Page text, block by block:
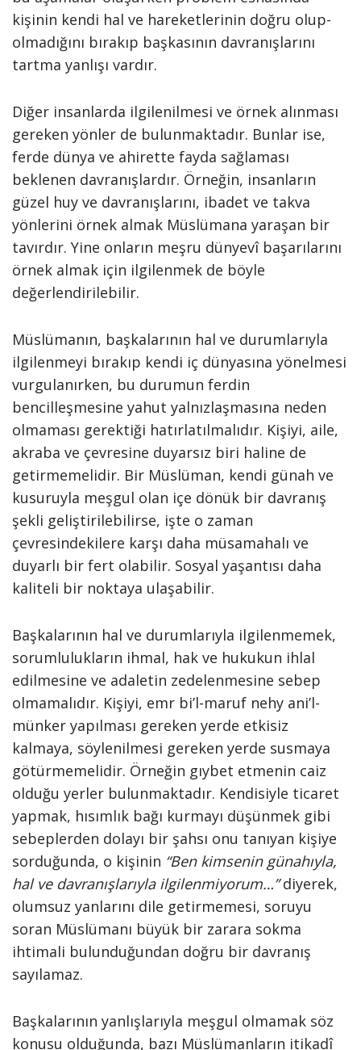
kişinin kendi hal ve hareketlerinin doğru olup-
olmadığını bırakıp başkasının davranışlarını
tartma yanlışı vardır.
Diğer insanlarda ilgilenilmesi ve örnek alınması
gereken yönler de bulunmaktadır. Bunlar ise,
ferde dünya ve ahirette fayda sağlaması
beklenen davranışlardır. Örneğin, insanların
güzel huy ve davranışlarını, ibadet ve takva
yönlerini örnek almak Müslümana yaraşan bir
tavırdır. Yine onların meşru dünyevî başarılarını
örnek almak için ilgilenmek de böyle
değerlendirilebilir.
Müslümanın, başkalarının hal ve durumlarıyla
ilgilenmeyi bırakıp kendi iç dünyasına yönelmesi
vurgulanırken, bu durumun ferdin
bencilleşmesine yahut yalnızlaşmasına neden
olmaması gerektiği hatırlatılmalıdır. Kişiyi, aile,
akraba ve çevresine duyarsız biri haline de
getirmemelidir. Bir Müslüman, kendi günah ve
kusuruyla meşgul olan içe dönük bir davranış
şekli geliştirilebilirse, işte o zaman
çevresindekilere karşı daha müsamahalı ve
duyarlı bir fert olabilir. Sosyal yaşantısı daha
kaliteli bir noktaya ulaşabilir.
Başkalarının hal ve durumlarıyla ilgilenmemek,
sorumlulukların ihmal, hak ve hukukun ihlal
edilmesine ve adaletin zedelenmesine sebep
olmamalıdır. Kişiyi, emr bi’l-maruf nehy ani’l-
münker yapılması gereken yerde etkisiz
kalmaya, söylenilmesi gereken yerde susmaya
götürmemelidir. Örneğin gıybet etmenin caiz
olduğu yerler bulunmaktadır. Kendisiyle ticaret
yapmak, hısımlık bağı kurmayı düşünmek gibi
sebeplerden dolayı bir şahsı onu tanıyan kişiye
sorduğunda, o kişinin “Ben kimsenin günahıyla,
hal ve davranışlarıyla ilgilenmiyorum…”diyerek,
olumsuz yanlarını dile getirmemesi, soruyu
soran Müslümanı büyük bir zarara sokma
ihtimali bulunduğundan doğru bir davranış
sayılamaz.
Başkalarının yanlışlarıyla meşgul olmamak söz
konusu olduğunda, bazı Müslümanların itikadî